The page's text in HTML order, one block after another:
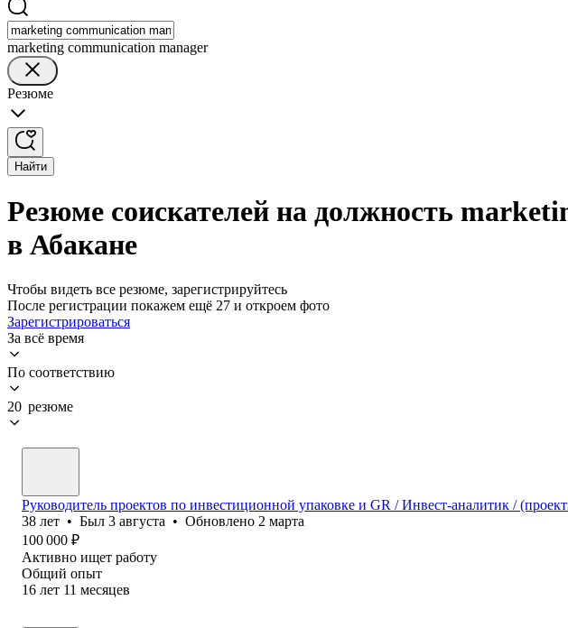
marketing communication manager
Резюме
Найти
Резюме соискателей на должность
в Абакане
Чтобы видеть все резюме, зарегистрируйтесь
После регистрации покажем ещё 27 и откроем фото
Зарегистрироваться
За всё время
По соответствию
20 резюме
Руководитель проектов по инвестиционной упаковке и GR / Инвест-аналитик /
38 лет • Был 3 августа • Обновлено 2 марта
100 000 ₽
Активно ищет работу
Общий опыт
16 лет 11 месяцев